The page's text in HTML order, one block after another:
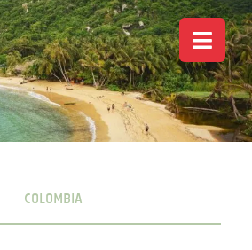
Colombia